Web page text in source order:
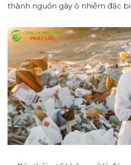
thành nguồn gây ô nhiễm đặc